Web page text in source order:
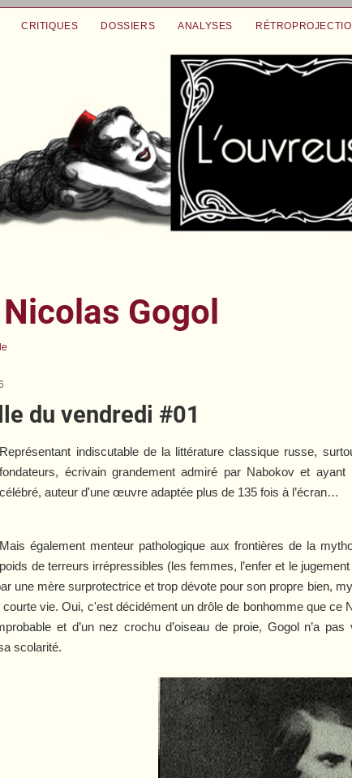
CRITIQUES DOSSIERS ANALYSES
Gogol
du vendredi #01
Représentant indiscutable de la littérature classique russe,
fondateurs, écrivain grandement admiré par Nabokov et
célébré, auteur d'une œuvre adaptée plus de 135 fois à l’écran…
Mais également menteur pathologique aux frontières de la
poids de terreurs irrépressibles (les femmes, l’enfer et le
une mère surprotectrice et trop dévote pour son propre bien,
vie. Oui, c'est décidément un drôle de bonhomme que
et d’un nez crochu d’oiseau de proie, Gogol n’a
scolarité.